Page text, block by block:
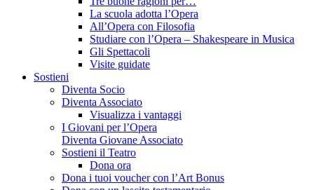
La scuola adotta l’Opera
All’Opera con Filosofia
Studiare con l’Opera – Shakespeare in Musica
Gli Spettacoli
Visite guidate
Sostieni
Diventa Socio
Diventa Associato
Visualizza i vantaggi
I Giovani per l’Opera
Diventa Giovane Associato
Sostieni il Teatro
Dona ora
Dona i tuoi voucher con l’Art Bonus